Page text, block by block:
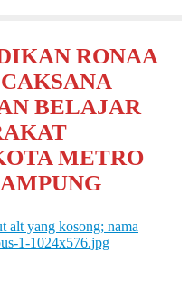
RONAA
BELAJAR
METRO